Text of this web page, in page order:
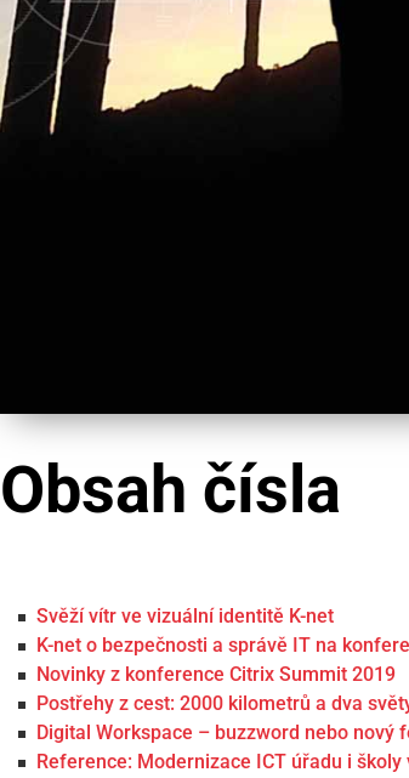
Obsah čísla
Svěží vítr ve vizuální identitě K-net
K-net o bezpečnosti a správě IT na
Novinky z konference Citrix Summit 2019
Postřehy z cest: 2000 kilometrů a dva
Digital Workspace – buzzword nebo nový
Reference: Modernizace ICT úřadu i